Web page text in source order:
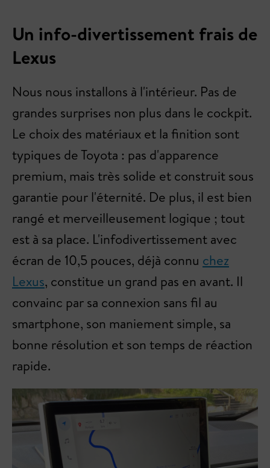
Un info-divertissement frais de
Lexus
Nous nous installons à l'intérieur. Pas de
grandes surprises non plus dans le cockpit.
Le choix des matériaux et la finition sont
typiques de Toyota : pas d'apparence
premium, mais très solide et construit sous
garantie pour l'éternité. De plus, il est bien
rangé et merveilleusement logique ; tout
est à sa place. L'infodivertissement avec
écran de 10,5 pouces, déjà connu chez
Lexus, constitue un grand pas en avant. Il
convainc par sa connexion sans fil au
smartphone, son maniement simple, sa
bonne résolution et son temps de réaction
rapide.